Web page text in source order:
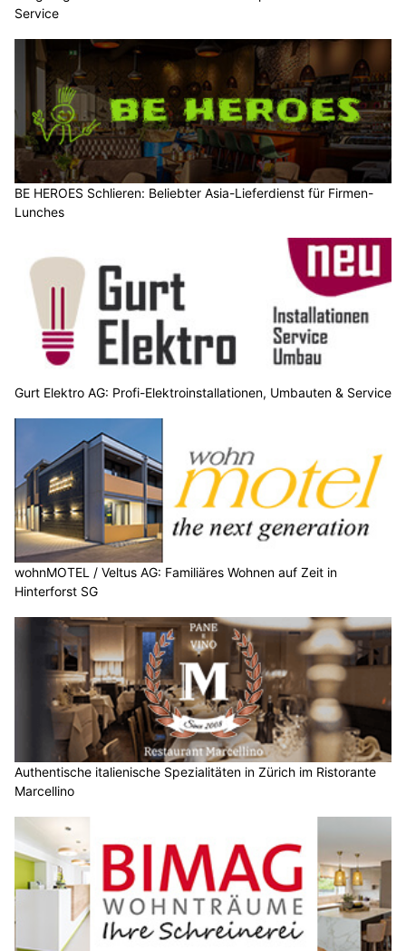
Service
BE HEROES Schlieren: Beliebter Asia-Lieferdienst für Firmen-
Lunches
Gurt Elektro AG: Profi-Elektroinstallationen, Umbauten & Service
wohnMOTEL / Veltus AG: Familiäres Wohnen auf Zeit in
Hinterforst SG
Authentische italienische Spezialitäten in Zürich im Ristorante
Marcellino